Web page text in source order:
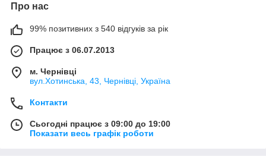
Про нас
99% позитивних з 540 відгуків за рік
Працює з 06.07.2013
м. Чернівці
вул.Хотинська, 43, Чернівці, Україна
Контакти
Сьогодні працює з 09:00 до 19:00
Показати весь графік роботи